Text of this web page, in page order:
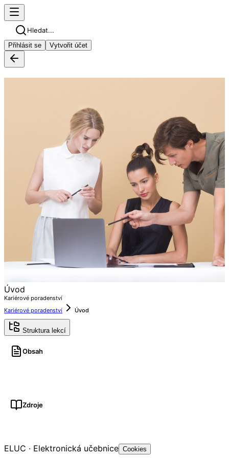
Hledat...
Přihlásit se Vytvořit účet
Úvod
Kariérové poradenství
Kariérové poradenství
Úvod
Struktura lekcí
Obsah
Zdroje
ELUC · Elektronická učebnice Cookies